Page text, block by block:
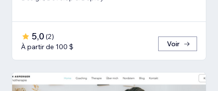
5,0 (2)
À partir de 100 $
Voir